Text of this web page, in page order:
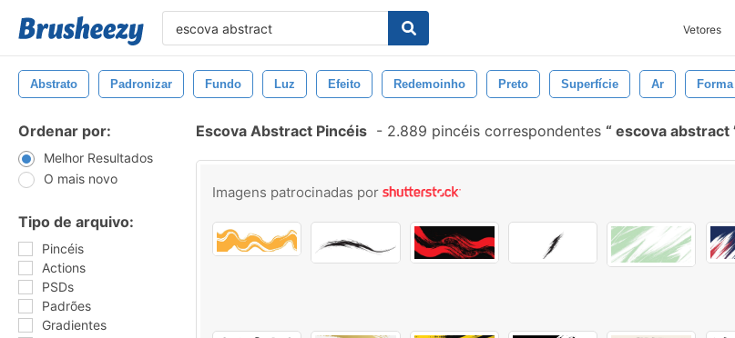
Vetores
Abstrato Padronizar Fundo Luz Efeito Redemoinho Preto Superfície Ar Forma
Ordenar por:
Melhor Resultados
O mais novo
Tipo de arquivo:
Pincéis
Actions
PSDs
Padrões
Gradientes
Escova Abstract Pincéis - 2.889 pincéis correspondentes escova abstract
Imagens patrocinadas por